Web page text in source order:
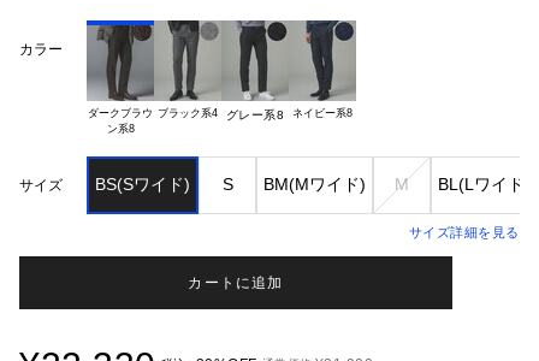
カラー
ダークブラウ
ン系8
ブラック系4 グレー系8 ネイビー系8
サイズ BS(Sワイド) S BM(Mワイド) M BL(Lワイド)
サイズ詳細を見る
カートに追加